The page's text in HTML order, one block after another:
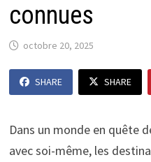
connues
octobre 20, 2025
SHARE SHARE
Dans un monde en quête
avec soi-même, les